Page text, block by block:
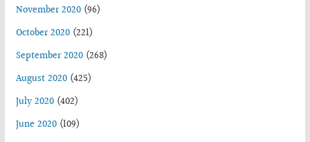
November 2020(96)
October 2020(221)
September 2020(268)
August 2020(425)
July 2020(402)
June 2020(109)